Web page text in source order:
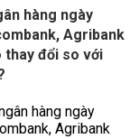
hàng ngày
Agribank
thay đổi so với